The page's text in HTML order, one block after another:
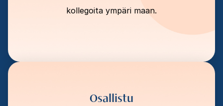
kollegoita ympäri maan.
Osallistu